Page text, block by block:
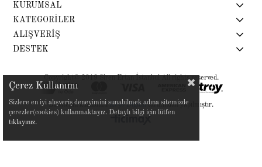
KURUMSAL
KATEGORİLER
ALIŞVERİŞ
DESTEK
Copyright© 2019 Siren Ertan İstanbul All rights reserved.
Bu sitenin kurulumuKeyo Digital tarafından yapılmıştır.
Çerez Kullanımı
Sizlere en iyi alışveriş deneyimini sunabilmek adına sitemizde
çerezler(cookies) kullanmaktayız. Detaylı bilgi için lütfen
tıklayınız.